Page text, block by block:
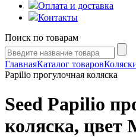
Оплата и доставка
Контакты
Поиск по товарам
ГлавнаяКаталог товаров
Papilio прогулочная коляска
Seed Papilio
коляска, цвет